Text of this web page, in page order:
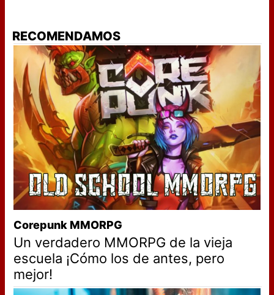
RECOMENDAMOS
Corepunk MMORPG
Un verdadero MMORPG de la vieja
escuela ¡Cómo los de antes, pero
mejor!